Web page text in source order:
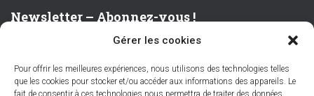
Gérer les cookies
Pour offrir les meilleures expériences, nous utilisons des technologies telles
que les cookies pour stocker et/ou accéder aux informations des appareils. Le
fait de consentir à ces technologies nous permettra de traiter des données
Newsletter – Abonnez-vous !
Prénom ou nom complet
Email